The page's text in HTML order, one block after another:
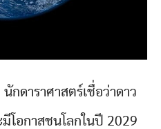
กดาราศาสตร์เชื่อว่าดาว
โอกาสชนโลกในปี 2029